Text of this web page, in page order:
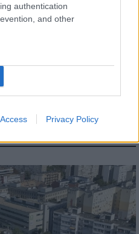
authentication
and other
Privacy Policy
segítség a paksi